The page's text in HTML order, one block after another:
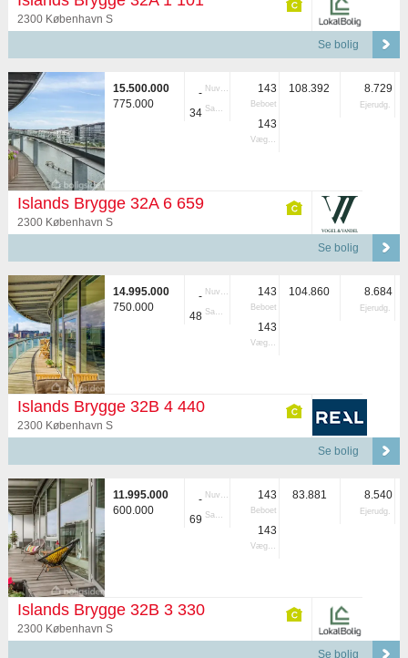
2300 København S
Se bolig
15.500.000
775.000
- Nuvær.
34 Samlet
143
Beboet
143
Vægtet
108.392 8.729
Ejerudg.
Islands Brygge 32A 6 659
2300 København S
Se bolig
14.995.000
750.000
- Nuvær.
48 Samlet
143
Beboet
143
Vægtet
104.860 8.684
Ejerudg.
Islands Brygge 32B 4 440
2300 København S
Se bolig
11.995.000
600.000
- Nuvær.
69 Samlet
143
Beboet
143
Vægtet
83.881 8.540
Ejerudg.
Islands Brygge 32B 3 330
2300 København S
Se bolig